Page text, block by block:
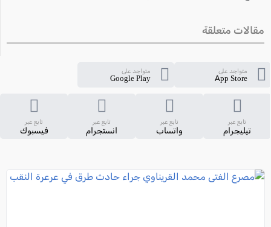
مقالات متعلقة
متواجد على
App Store
متواجد على
Google Play
تابع عبر
تيليجرام
تابع عبر
واتساب
تابع عبر
انستجرام
تابع عبر
فيسبوك